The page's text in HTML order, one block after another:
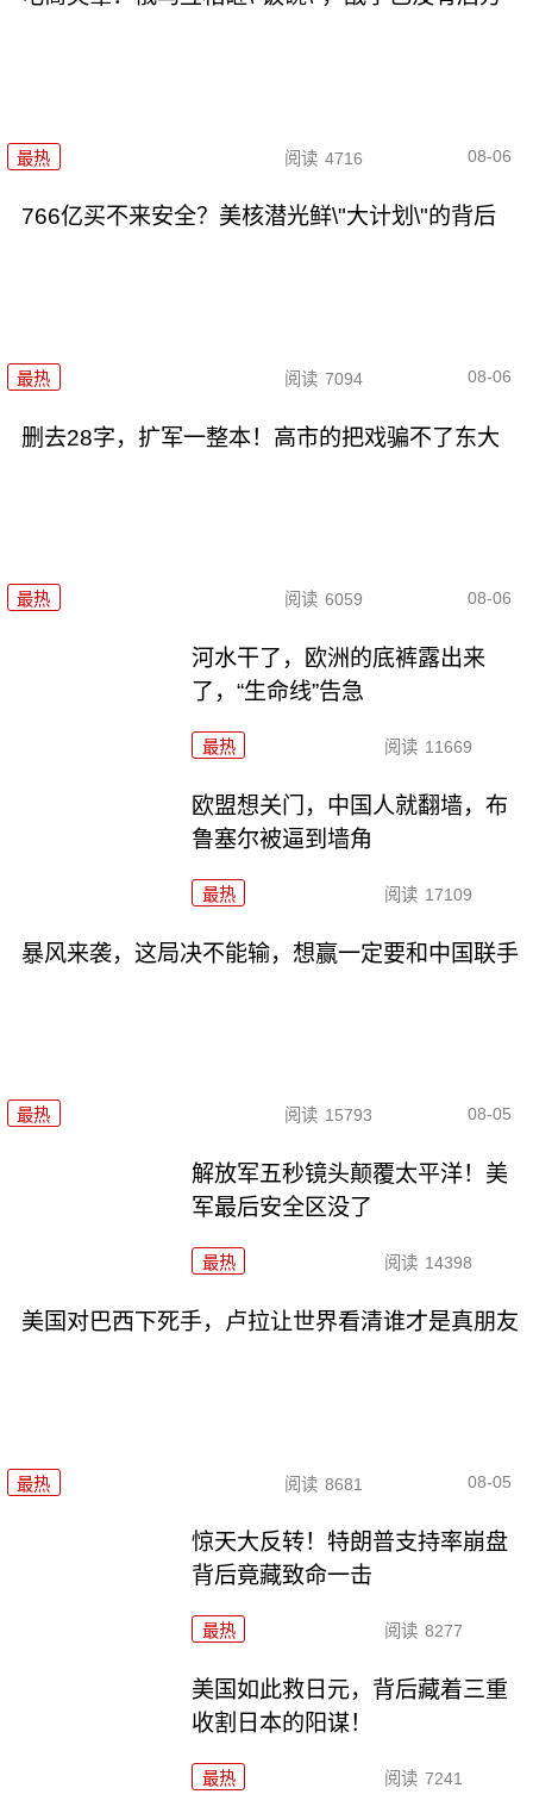
最热 阅读 4716 08-06
766亿买不来安全？美核潜光鲜\"大计划\"的背后
最热 阅读 7094 08-06
删去28字，扩军一整本！高市的把戏骗不了东大
最热 阅读 6059 08-06
河水干了，欧洲的底裤露出来
了，“生命线”告急
最热 阅读 11669
欧盟想关门，中国人就翻墙，布
鲁塞尔被逼到墙角
最热 阅读 17109
暴风来袭，这局决不能输，想赢一定要和中国联手
最热 阅读 15793 08-05
解放军五秒镜头颠覆太平洋！美
军最后安全区没了
最热 阅读 14398
美国对巴西下死手，卢拉让世界看清谁才是真朋友
最热 阅读 8681 08-05
惊天大反转！特朗普支持率崩盘
背后竟藏致命一击
最热 阅读 8277
美国如此救日元，背后藏着三重
收割日本的阳谋！
最热 阅读 7241